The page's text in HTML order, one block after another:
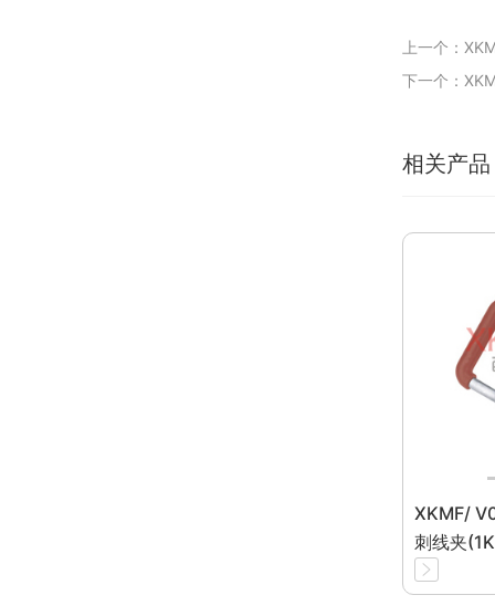
上一个：
下一个：
相关产品
XKMF/
刺线夹